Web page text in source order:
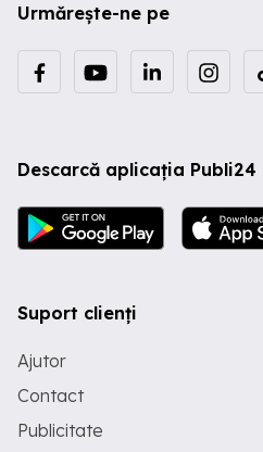
Urmărește-ne pe
Descarcă aplicația Publi24
Suport clienți
Ajutor
Contact
Publicitate